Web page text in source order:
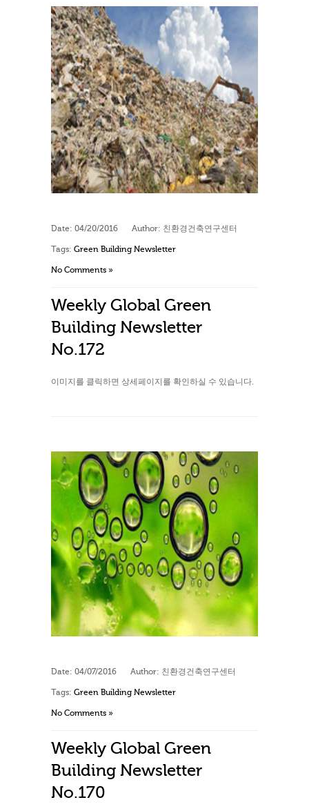
Date: 04/20/2016 Author: 친환경건축연구센터
Tags: Green Building Newsletter
No Comments »
Weekly Global Green
Building Newsletter
No.172
이미지를 클릭하면 상세페이지를 확인하실 수 있습니다.
Date: 04/07/2016 Author: 친환경건축연구센터
Tags: Green Building Newsletter
No Comments »
Weekly Global Green
Building Newsletter
No.170